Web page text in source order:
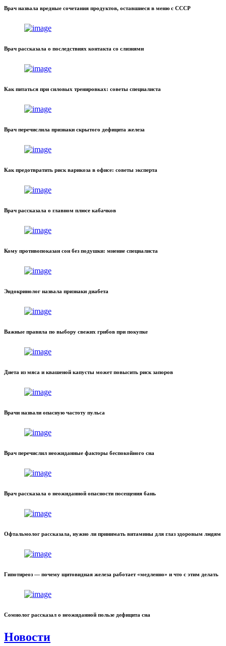
Врач назвала вредные сочетания продуктов, оставшиеся в меню с СССР
Врач рассказала о последствиях контакта со слизнями
Как питаться при силовых тренировках: советы специалиста
Врач перечислила признаки скрытого дефицита железа
Как предотвратить риск варикоза в офисе: советы эксперта
Врач рассказала о главном плюсе кабачков
Кому противопоказан сон без подушки: мнение специалиста
Эндокринолог назвала признаки диабета
Важные правила по выбору свежих грибов при покупке
Диета из мяса и квашеной капусты может повысить риск запоров
Врачи назвали опасную частоту пульса
Врач перечислил неожиданные факторы беспокойного сна
Врач рассказала о неожиданной опасности посещения бань
Офтальмолог рассказала, нужно ли принимать витамины для глаз здоровым людям
Гипотиреоз — почему щитовидная железа работает «медленно» и что с этим делать
Сомнолог рассказал о неожиданной пользе дефицита сна
Новости